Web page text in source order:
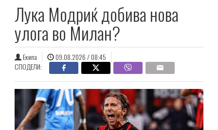
Лука Модриќ добива нова
улога во Милан?
Екипа
09.08.2026 / 08:45
СПОДЕЛИ: